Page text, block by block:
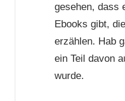
gesehen, dass
Ebooks gibt,
erzählen. Hab
ein Teil davon
wurde.